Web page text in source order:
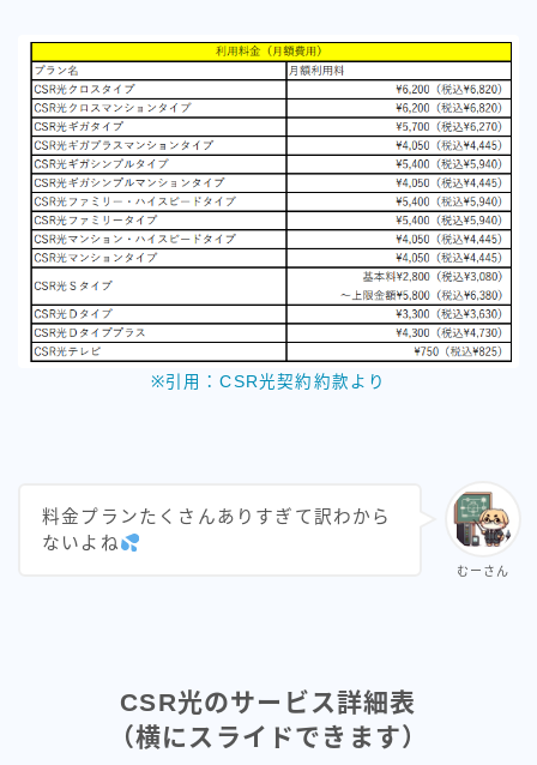
※引用：CSR光契約約款より
むーさん
料金プランたくさんありすぎて訳わから
ないよね
CSR光のサービス詳細表
（横にスライドできます）